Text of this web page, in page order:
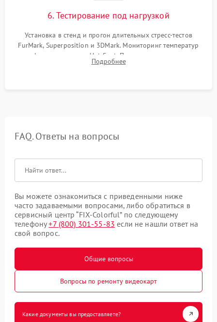
6. Тестирование под нагрузкой
Установка в стенд и прогон длительных стресс-тестов
FurMark, Superposition и 3DMark. Мониторинг температур
графического чипа и Hot Spot. Проверка на отсутствие
артефактов изображения, вылетов драйвера и зависаний.
Подробнее
FAQ. Ответы на вопросы
Вы можете ознакомиться с приведенными ниже
часто задаваемыми вопросами, либо обратиться в
сервисный центр “FIX-Colorful” по следующему
телефону+7 (800) 301-55-83 если не нашли ответ на
свой вопрос.
Общие вопросы
Вопросы по ремонту видеокарт
Какие документы вы предоставляете?